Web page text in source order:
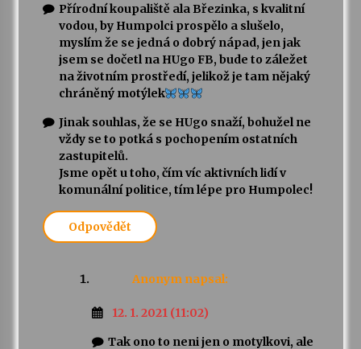
Přírodní koupaliště ala Březinka, s kvalitní
vodou, by Humpolci prospělo a slušelo,
myslím že se jedná o dobrý nápad, jen jak
jsem se dočetl na HUgo FB, bude to záležet
na životním prostředí, jelikož je tam nějaký
chráněný motýlek
Jinak souhlas, že se HUgo snaží, bohužel ne
vždy se to potká s pochopením ostatních
zastupitelů.
Jsme opět u toho, čím víc aktivních lidí v
komunální politice, tím lépe pro Humpolec!
Odpovědět
Anonym napsal:
12. 1. 2021 (11:02)
Tak ono to neni jen o motylkovi, ale